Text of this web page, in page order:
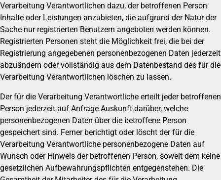
Verarbeitung Verantwortlichen dazu, der betroffenen Person
Inhalte oder Leistungen anzubieten, die aufgrund der Natur der
Sache nur registrierten Benutzern angeboten werden können.
Registrierten Personen steht die Möglichkeit frei, die bei der
Registrierung angegebenen personenbezogenen Daten jederzeit
abzuändern oder vollständig aus dem Datenbestand des für die
Verarbeitung Verantwortlichen löschen zu lassen.
Der für die Verarbeitung Verantwortliche erteilt jeder betroffenen
Person jederzeit auf Anfrage Auskunft darüber, welche
personenbezogenen Daten über die betroffene Person
gespeichert sind. Ferner berichtigt oder löscht der für die
Verarbeitung Verantwortliche personenbezogene Daten auf
Wunsch oder Hinweis der betroffenen Person, soweit dem keine
gesetzlichen Aufbewahrungspflichten entgegenstehen. Die